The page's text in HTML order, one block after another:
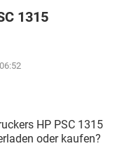
1315
HP PSC 1315
oder kaufen?